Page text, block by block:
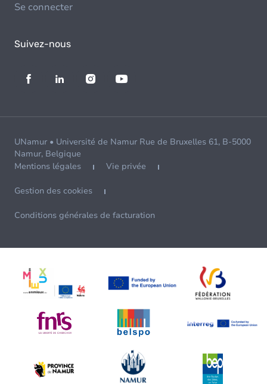
Se connecter
Suivez-nous
UNamur • Université de Namur Rue de Bruxelles 61, B-5000
Namur, Belgique
Mentions légales
Vie privée
Gestion des cookies
Conditions générales de facturation